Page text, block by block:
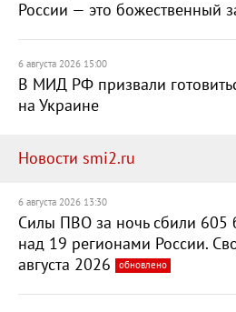
России — это божественный
6 августа 2026 15:00
В МИД РФ призвали
на Украине
Новости smi2.ru
6 августа 2026 13:30
Силы ПВО за ночь сбили 605
над 19 регионами России.
августа 2026
обновлено